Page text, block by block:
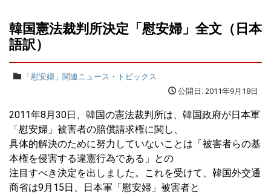
韓国憲法裁判所決定「慰安婦」全文（日本
語訳）
「慰安婦」関連ニュース・トピックス
公開日: 2011年9月18日
2011年8月30日、韓国の憲法裁判所は、韓国政府が日本軍
「慰安婦」被害者の賠償請求権に関し、
具体的解決のために努力していないことは「被害者らの基
本権を侵害する違憲行為である」との
注目すべき決定を出しました。これを受けて、韓国外交通
商省は9月15日、日本軍「慰安婦」被害者と